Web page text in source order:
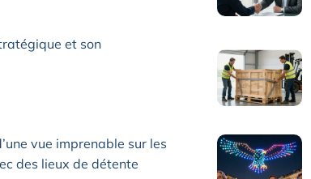
et son
vue imprenable sur les
des lieux de détente